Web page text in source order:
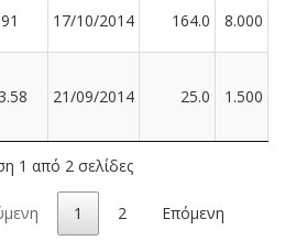
17/10/2014 164.0 8.000
21/09/2014 25.0 1.500
1 από 2 σελίδες
1 2 Επόμενη